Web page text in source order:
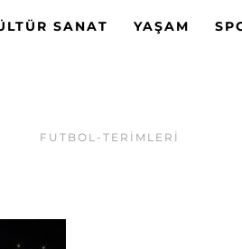
SANAT YAŞAM
FUTBOL-TERIMLERI